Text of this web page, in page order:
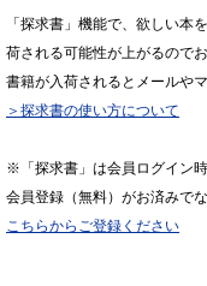
「探求書」機能で、欲しい本
荷される可能性が上がるので
書籍が入荷されるとメールや
＞探求書の使い方について
※「探求書」は会員ログイン
会員登録（無料）がお済みで
こちらからご登録ください